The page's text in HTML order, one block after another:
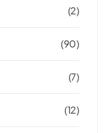
(2)
(90)
(7)
(12)